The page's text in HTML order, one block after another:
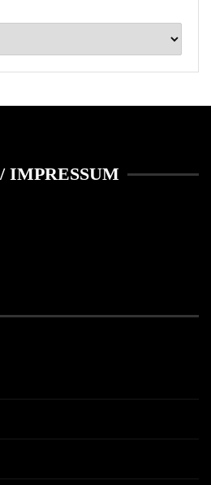
IMPRESSUM